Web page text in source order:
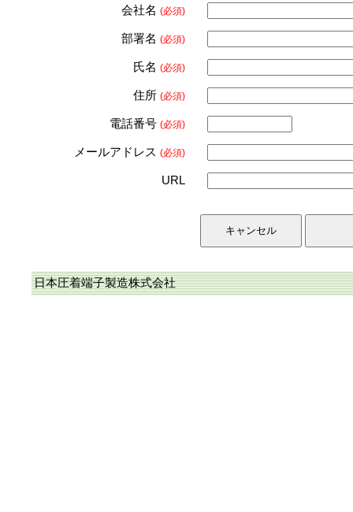
会社名 (必須)
部署名 (必須)
氏名 (必須)
住所 (必須)
電話番号 (必須)
メールアドレス (必須)
URL
日本圧着端子製造株式会社